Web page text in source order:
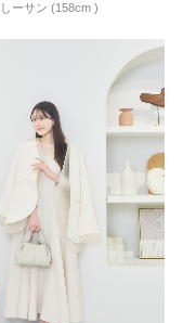
ーサン (158cm )